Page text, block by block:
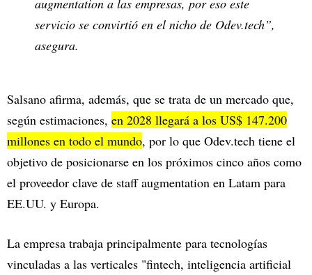
servicio se convirtió en el nicho de Odev.tech”,
asegura.
Salsano afirma, además, que se trata de un mercado que,
según estimaciones, en 2028 llegará a los US$ 147.200
millones en todo el mundo, por lo que Odev.tech tiene el
objetivo de posicionarse en los próximos cinco años como
el proveedor clave de staff augmentation en Latam para
EE.UU. y Europa.
La empresa trabaja principalmente para tecnologías
vinculadas a las verticales "fintech, inteligencia artificial